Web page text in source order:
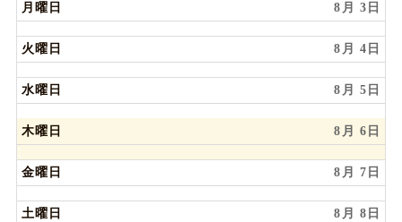
月曜日 8月 3
火曜日 8月 4
水曜日 8月 5
木曜日 8月 6
金曜日 8月 7
土曜日 8月 8